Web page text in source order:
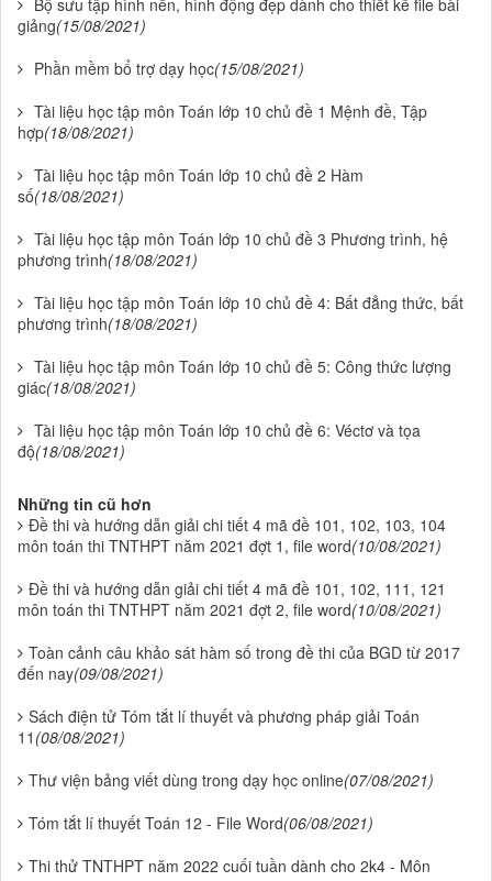
giảng(15/08/2021)
Phần mềm bổ trợ dạy học(15/08/2021)
Tài liệu học tập môn Toán lớp 10 chủ đề 1 Mệnh đề, Tập
hợp(18/08/2021)
Tài liệu học tập môn Toán lớp 10 chủ đề 2 Hàm
số(18/08/2021)
Tài liệu học tập môn Toán lớp 10 chủ đề 3 Phương trình, hệ
phương trình(18/08/2021)
Tài liệu học tập môn Toán lớp 10 chủ đề 4: Bất đẳng thức, bất
phương trình(18/08/2021)
Tài liệu học tập môn Toán lớp 10 chủ đề 5: Công thức lượng
giác(18/08/2021)
Tài liệu học tập môn Toán lớp 10 chủ đề 6: Véctơ và tọa
độ(18/08/2021)
Những tin cũ hơn
Đề thi và hướng dẫn giải chi tiết 4 mã đề 101, 102, 103, 104
môn toán thi TNTHPT năm 2021 đợt 1, file word(10/08/2021)
Đề thi và hướng dẫn giải chi tiết 4 mã đề 101, 102, 111, 121
môn toán thi TNTHPT năm 2021 đợt 2, file word(10/08/2021)
Toàn cảnh câu khảo sát hàm số trong đề thi của BGD từ 2017
đến nay(09/08/2021)
Sách điện tử Tóm tắt lí thuyết và phương pháp giải Toán
11 (08/08/2021)
Thư viện bảng viết dùng trong dạy học online(07/08/2021)
Tóm tắt lí thuyết Toán 12 - File Word(06/08/2021)
Thi thử TNTHPT năm 2022 cuối tuần dành cho 2k4 - Môn